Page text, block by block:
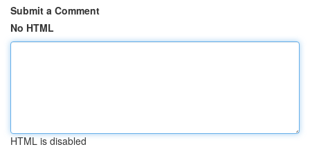
Submit a Comment
No HTML
HTML is disabled